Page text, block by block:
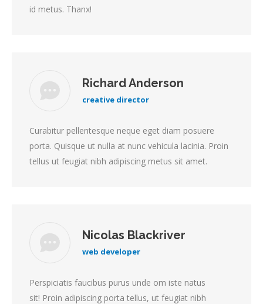
id metus. Thanx!
Richard Anderson
creative director
Curabitur pellentesque neque eget diam posuere
porta. Quisque ut nulla at nunc vehicula lacinia. Proin
tellus ut feugiat nibh adipiscing metus sit amet.
Nicolas Blackriver
web developer
Perspiciatis faucibus purus unde om iste natus
sit! Proin adipiscing porta tellus, ut feugiat nibh